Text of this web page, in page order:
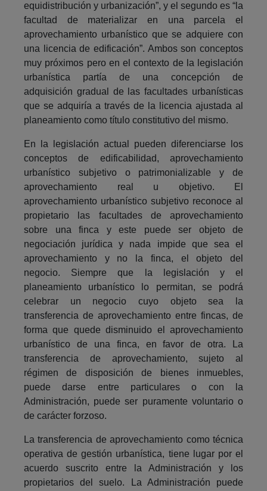
equidistribución y urbanización”, y el segundo es “la
facultad de materializar en una parcela el
aprovechamiento urbanístico que se adquiere con
una licencia de edificación”. Ambos son conceptos
muy próximos pero en el contexto de la legislación
urbanística partía de una concepción de
adquisición gradual de las facultades urbanísticas
que se adquiría a través de la licencia ajustada al
planeamiento como título constitutivo del mismo.
En la legislación actual pueden diferenciarse los
conceptos de edificabilidad, aprovechamiento
urbanístico subjetivo o patrimonializable y de
aprovechamiento real u objetivo. El
aprovechamiento urbanístico subjetivo reconoce al
propietario las facultades de aprovechamiento
sobre una finca y este puede ser objeto de
negociación jurídica y nada impide que sea el
aprovechamiento y no la finca, el objeto del
negocio. Siempre que la legislación y el
planeamiento urbanístico lo permitan, se podrá
celebrar un negocio cuyo objeto sea la
transferencia de aprovechamiento entre fincas, de
forma que quede disminuido el aprovechamiento
urbanístico de una finca, en favor de otra. La
transferencia de aprovechamiento, sujeto al
régimen de disposición de bienes inmuebles,
puede darse entre particulares o con la
Administración, puede ser puramente voluntario o
de carácter forzoso.
La transferencia de aprovechamiento como técnica
operativa de gestión urbanística, tiene lugar por el
acuerdo suscrito entre la Administración y los
propietarios del suelo. La Administración puede